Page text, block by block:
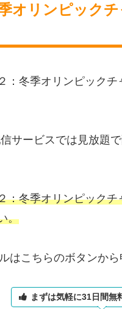
オリンピック
：冬季オリンピック
サービスでは見放題
：冬季オリンピック
。
はこちらのボタンか
まずは気軽に31日間無